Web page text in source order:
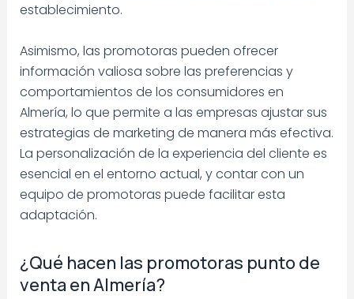
establecimiento.
Asimismo, las promotoras pueden ofrecer
información valiosa sobre las preferencias y
comportamientos de los consumidores en
Almería, lo que permite a las empresas ajustar sus
estrategias de marketing de manera más efectiva.
La personalización de la experiencia del cliente es
esencial en el entorno actual, y contar con un
equipo de promotoras puede facilitar esta
adaptación.
¿Qué hacen las promotoras punto de
venta en Almería?